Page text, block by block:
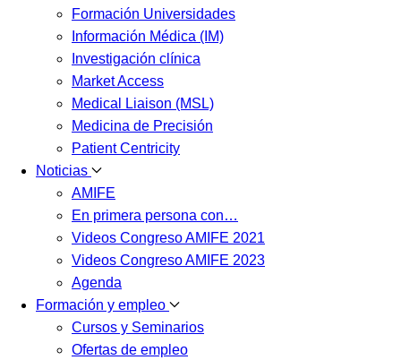
Formación Universidades
Información Médica (IM)
Investigación clínica
Market Access
Medical Liaison (MSL)
Medicina de Precisión
Patient Centricity
Noticias
AMIFE
En primera persona con…
Videos Congreso AMIFE 2021
Videos Congreso AMIFE 2023
Agenda
Formación y empleo
Cursos y Seminarios
Ofertas de empleo